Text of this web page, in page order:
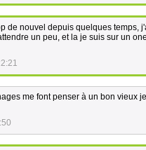
de nouvel depuis quelques temps,
un peu, et la je suis sur un
me font penser à un bon vieux